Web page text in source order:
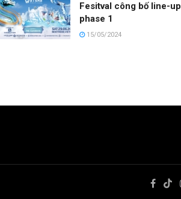
Fesitval công bố line-up
phase 1
15/05/2024